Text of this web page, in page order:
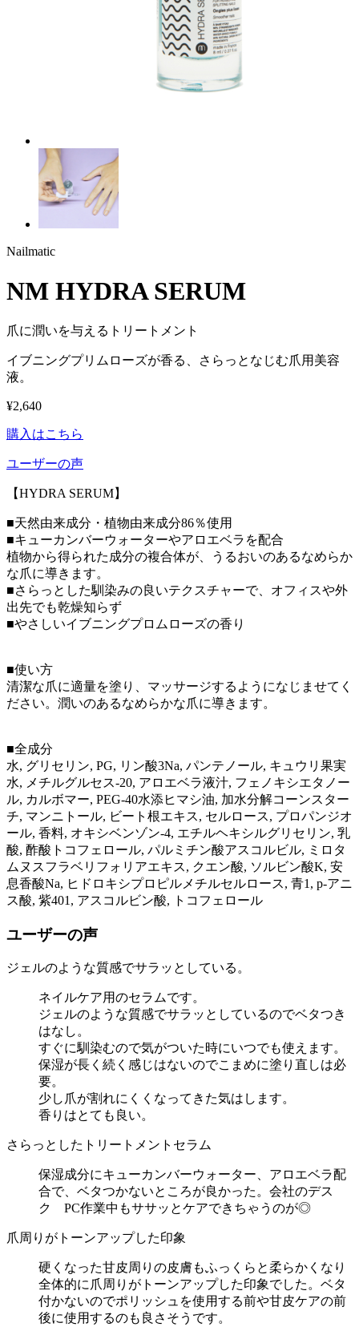
Nailmatic
NM HYDRA SERUM
爪に潤いを与えるトリートメント
イブニングプリムローズが香る、さらっとなじむ爪用美容
液。
¥2,640
購入はこちら
ユーザーの声
【HYDRA SERUM】
■天然由来成分・植物由来成分86％使用
■キューカンバーウォーターやアロエベラを配合
植物から得られた成分の複合体が、うるおいのあるなめらか
な爪に導きます。
■さらっとした馴染みの良いテクスチャーで、オフィスや外
出先でも乾燥知らず
■やさしいイブニングプロムローズの香り
■使い方
清潔な爪に適量を塗り、マッサージするようになじませてく
ださい。潤いのあるなめらかな爪に導きます。
■全成分
水, グリセリン, PG, リン酸3Na, パンテノール, キュウリ果実
水, メチルグルセス-20, アロエベラ液汁, フェノキシエタノー
ル, カルボマー, PEG-40水添ヒマシ油, 加水分解コーンスター
チ, マンニトール, ビート根エキス, セルロース, プロパンジオ
ール, 香料, オキシベンゾン-4, エチルヘキシルグリセリン, 乳
酸, 酢酸トコフェロール, パルミチン酸アスコルビル, ミロタ
ムヌスフラベリフォリアエキス, クエン酸, ソルビン酸K, 安
息香酸Na, ヒドロキシプロピルメチルセルロース, 青1, p-アニ
ス酸, 紫401, アスコルビン酸, トコフェロール
ユーザーの声
ジェルのような質感でサラッとしている。
ネイルケア用のセラムです。
ジェルのような質感でサラッとしているのでベタつき
はなし。
すぐに馴染むので気がついた時にいつでも使えます。
保湿が長く続く感じはないのでこまめに塗り直しは必
要。
少し爪が割れにくくなってきた気はします。
香りはとても良い。
さらっとしたトリートメントセラム
保湿成分にキューカンバーウォーター、アロエベラ配
合で、ベタつかないところが良かった。会社のデス
ク PC作業中もササッとケアできちゃうのが◎
爪周りがトーンアップした印象
硬くなった甘皮周りの皮膚もふっくらと柔らかくなり
全体的に爪周りがトーンアップした印象でした。ベタ
付かないのでポリッシュを使用する前や甘皮ケアの前
後に使用するのも良さそうです。